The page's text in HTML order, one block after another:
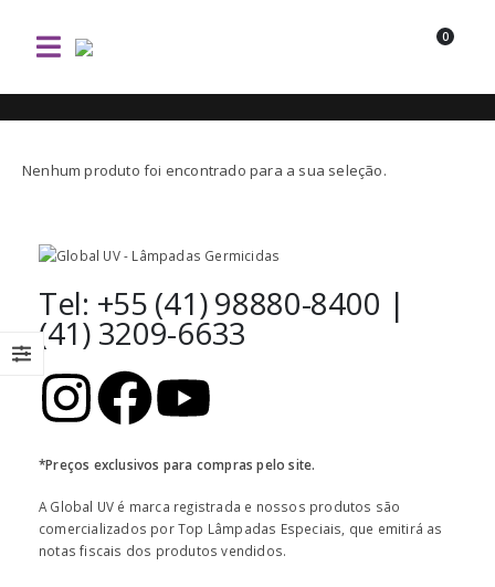
0
Nenhum produto foi encontrado para a sua seleção.
Tel: +55 (41) 98880-8400 |
(41) 3209-6633
*Preços exclusivos para compras pelo site.
A Global UV é marca registrada e nossos produtos são
comercializados por Top Lâmpadas Especiais, que emitirá as
notas fiscais dos produtos vendidos.